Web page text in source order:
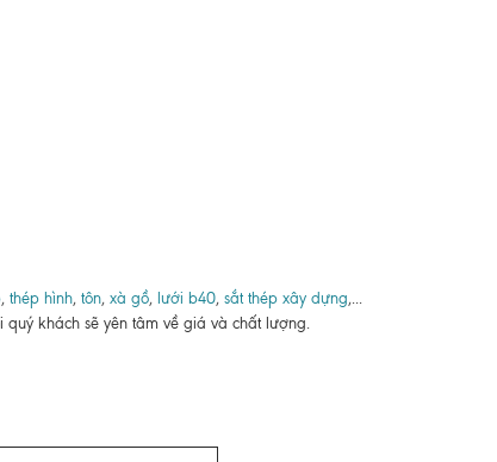
, thép hình, tôn, xà gồ, lưới b40, sắt thép xây dựng,...
quý khách sẽ yên tâm về giá và chất lượng.